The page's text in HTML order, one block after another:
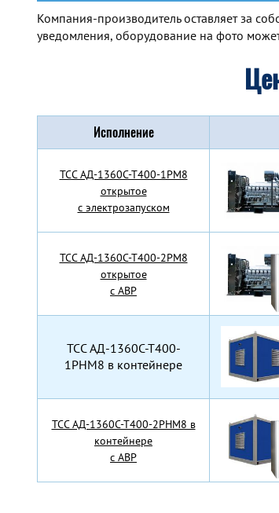
Компания-производитель оставляет за
уведомления, оборудование на фото
Исполнение
TCC АД-1360С-Т400-1РМ8
открытое
с электрозапуском
TCC АД-1360С-Т400-2РМ8
открытое
с АВР
TCC АД-1360С-Т400-
1РНМ8 в контейнере
TCC АД-1360С-Т400-2РНМ8 в
контейнере
с АВР